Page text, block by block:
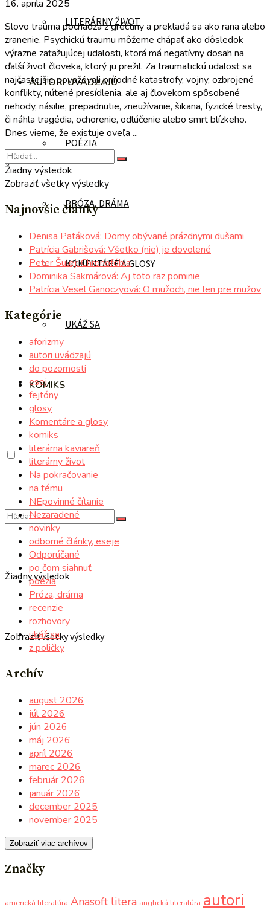
LITERÁRNY ŽIVOT
AUTORI UVÁDZAJÚ
POÉZIA
PRÓZA, DRÁMA
KOMENTÁRE A GLOSY
UKÁŽ SA
KOMIKS
Žiadny výsledok
Zobraziť všetky výsledky
16. apríla 2025
Slovo trauma pochádza z gréčtiny a prekladá sa ako rana alebo
zranenie. Psychickú traumu môžeme chápať ako dôsledok
výrazne zaťažujúcej udalosti, ktorá má negatívny dosah na
ďalší život človeka, ktorý ju prežil. Za traumatickú udalosť sa
najčastejšie považovali prírodné katastrofy, vojny, ozbrojené
konflikty, nútené presídlenia, ale aj človekom spôsobené
nehody, násilie, prepadnutie, zneužívanie, šikana, fyzické tresty,
či náhla tragédia, ochorenie, odlúčenie alebo smrť blízkeho.
Dnes vieme, že existuje oveľa ...
Žiadny výsledok
Zobraziť všetky výsledky
Najnovšie články
Denisa Patáková: Domy obývané prázdnymi dušami
Patrícia Gabrišová: Všetko (nie) je dovolené
Peter Šulej: Chronofóbia
Dominika Sakmárová: Aj toto raz pominie
Patrícia Vesel Ganoczyová: O mužoch, nie len pre mužov
Kategórie
aforizmy
autori uvádzajú
do pozornosti
esej
fejtóny
glosy
Komentáre a glosy
komiks
literárna kaviareň
literárny život
Na pokračovanie
na tému
NEpovinné čítanie
Nezaradené
novinky
odborné články, eseje
Odporúčané
po čom siahnuť
poézia
Próza, dráma
recenzie
rozhovory
ukáž sa
z poličky
Archív
august 2026
júl 2026
jún 2026
máj 2026
apríl 2026
marec 2026
február 2026
január 2026
december 2025
november 2025
Zobraziť viac archívov
Značky
americká literatúra Anasoft litera anglická literatúra autori